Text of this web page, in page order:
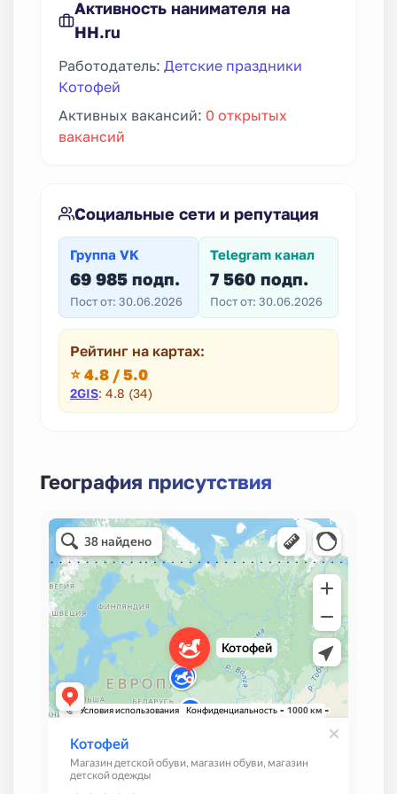
Активность нанимателя на
HH.ru
Работодатель: Детские праздники
Котофей
Активных вакансий: 0 открытых
вакансий
Социальные сети и репутация
Группа VK
69 985 подп.
Пост от: 30.06.2026
Telegram канал
7 560 подп.
Пост от: 30.06.2026
Рейтинг на картах:
⭐ 4.8 / 5.0
2GIS: 4.8 (34)
География присутствия